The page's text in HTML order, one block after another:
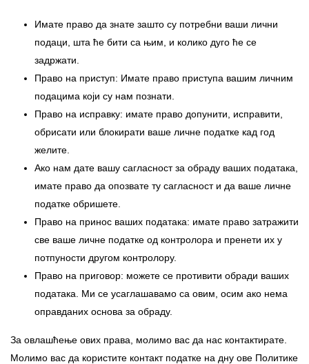
Имате право да знате зашто су потребни ваши лични
подаци, шта ће бити са њим, и колико дуго ће се
задржати.
Право на приступ: Имате право приступа вашим личним
подацима који су нам познати.
Право на исправку: имате право допунити, исправити,
обрисати или блокирати ваше личне податке кад год
желите.
Ако нам дате вашу сагласност за обраду ваших података,
имате право да опозвате ту сагласност и да ваше личне
податке обришете.
Право на принос ваших података: имате право затражити
све ваше личне податке од контролора и пренети их у
потпуности другом контролору.
Право на приговор: можете се противити обради ваших
података. Ми се усаглашавамо са овим, осим ако нема
оправданих основа за обраду.
За овлашћење ових права, молимо вас да нас контактирате.
Молимо вас да користите контакт податке на дну ове Политике